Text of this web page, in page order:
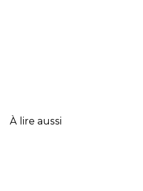
À lire aussi